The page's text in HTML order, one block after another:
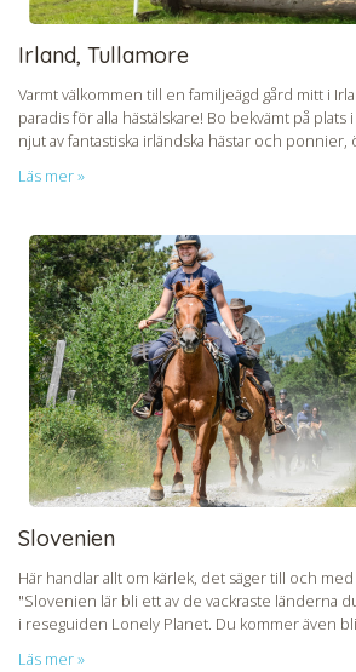
Irland, Tullamore
Varmt välkommen till en familjeägd gård mitt i
paradis för alla hästälskare! Bo bekvämt på plats
njut av fantastiska irländska hästar och ponnier,
Läs mer »
Slovenien
Här handlar allt om kärlek, det säger till och
"Slovenien lär bli ett av de vackraste länderna
i reseguiden Lonely Planet. Du kommer även
Läs mer »